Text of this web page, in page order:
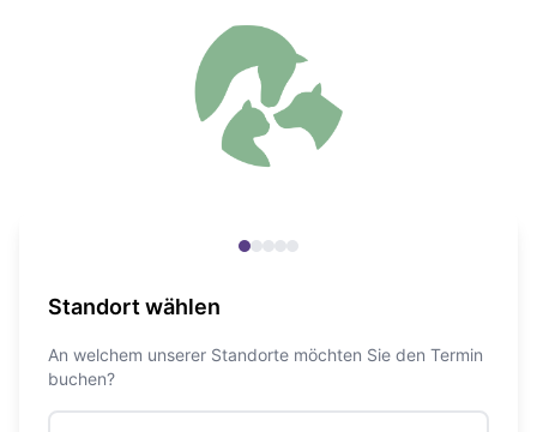
Standort wählen
An welchem unserer Standorte möchten Sie den Termin
buchen?